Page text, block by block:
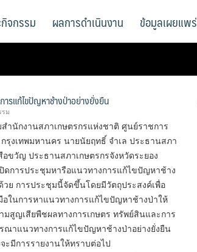
จกรรม ผลการดำเนินงาน ข้อมูลเผยแพร่
ารแก้ไขปัญหาช้างป่าอย่างยั่งยืน
รม
ำนักงานสภาเกษตรกรแห่งชาติ ศูนย์ราชการ
รุงเทพมหานคร นายนัยฤทธิ์ จำเล ประธานสภา
ขวัญ ประธานสภาเกษตรกรจังหวัดระยอง
ดการประชุมหารือแนวทางการแก้ไขปัญหาช้าง
ย การประชุมนี้จัดขึ้นโดยมีวัตถุประสงค์เพื่อ
ในการหาแนวทางการแก้ไขปัญหาช้างป่าให้
สูญเสียพืชผลทางการเกษตร ทรัพย์สินและการ
ณาแนวทางการแก้ไขปัญหาช้างป่าอย่างยั่งยืน
ะมีการรายงานให้ทราบต่อไป